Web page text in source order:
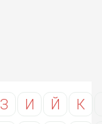
З И Й К